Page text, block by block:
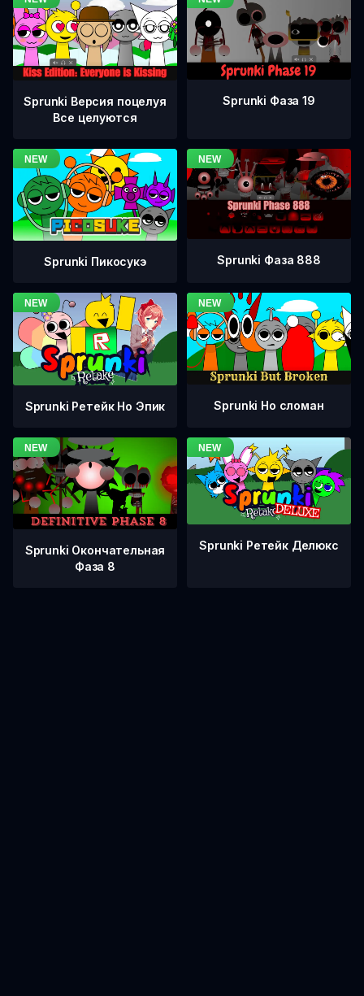
Sprunki Версия поцелуя
Все целуются
Sprunki Фаза 19
Sprunki Пикосукэ Sprunki Фаза 888
Sprunki Ретейк Но Эпик Sprunki Но сломан
Sprunki Окончательная
Фаза 8
Sprunki Ретейк Делюкс